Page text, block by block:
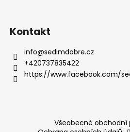
Kontakt
info@sedimdobre.cz
+420737835422
https://www.facebook.com/
Všeobecné obchodní